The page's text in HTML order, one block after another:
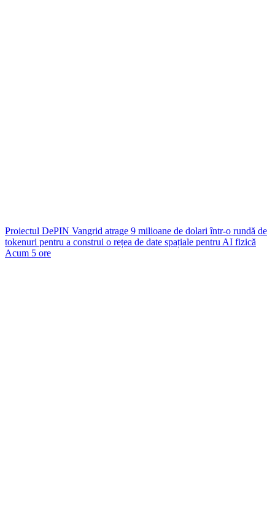
Proiectul DePIN Vangrid atrage 9 milioane de dolari într-o rundă de
tokenuri pentru a construi o rețea de date spațiale pentru AI fizică
Acum 5 ore